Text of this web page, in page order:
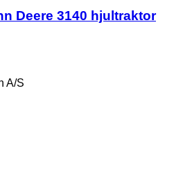
Deere 3140 hjultraktor
A/S